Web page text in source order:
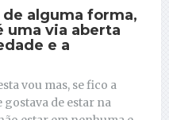
alguma forma,
uma via aberta
e a
vou mas, se fico a
gostava de estar na